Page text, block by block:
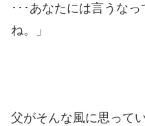
･･･あなたには言うな
ね。」
父がそんな風に思って